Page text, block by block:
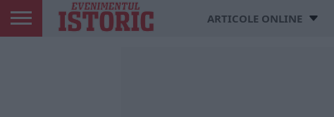
ARTICOLE ONLINE